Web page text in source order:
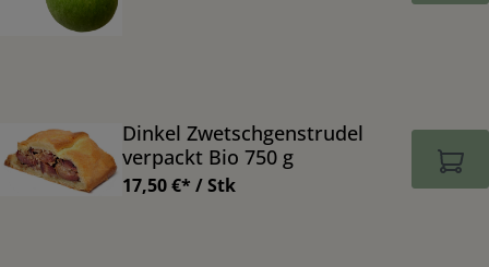
Dinkel Zwetschgenstrudel
verpackt Bio 750 g
17,50 €* / Stk